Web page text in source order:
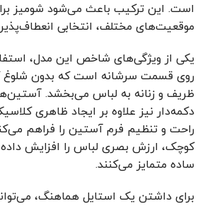
است. این ترکیب باعث می‌شود شومیز
موقعیت‌های مختلف، انتخابی
یکی از ویژگی‌های شاخص این مدل،
روی قسمت سرشانه است که بدون شلوغ
ظریف و زنانه به لباس می‌بخشد.
دکمه‌دار نیز علاوه بر ایجاد ظاهری
راحت و تنظیم فرم آستین را فراهم
کوچک، ارزش بصری لباس را افزایش
ساده متمایز می‌کنند.
برای داشتن یک استایل هماهنگ،